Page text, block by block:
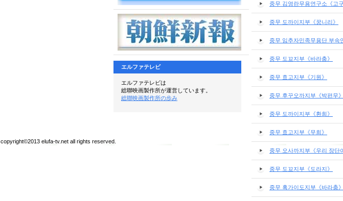
중무 김영란무용연구소《고
중무 도까이지부《꿍니리》
중무 임추자민족무용단 부속
중무 도꾜지부《바라춤》
중무 효고지부《기원》
중무 후꾸오까지부《박편무》
중무 도까이지부《환희》
중무 효고지부《무희》
중무 오사까지부《우리 장단
중무 도꾜지부《도라지》
중무 혹가이도지부《바라춤》
エルファテレビ
エルファテレビは
総聯映画製作所が運営しています。
総聯映画製作所の歩み
copyright©2013 elufa-tv.net all rights reserved.